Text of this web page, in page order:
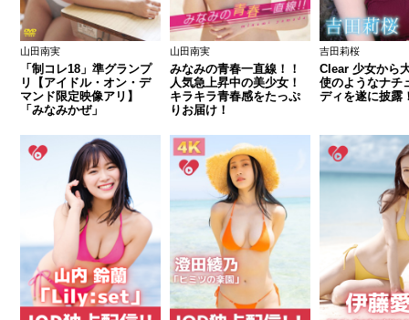
山田南実
「制コレ18」準グランプ
リ【アイドル・オン・デ
マンド限定映像アリ】
「みなみかぜ」
山田南実
みなみの青春一直線！！
人気急上昇中の美少女！
キラキラ青春感をたっぷ
りお届け！
吉田莉桜
Clear 少女から
使のようなナチ
ディを遂に披露